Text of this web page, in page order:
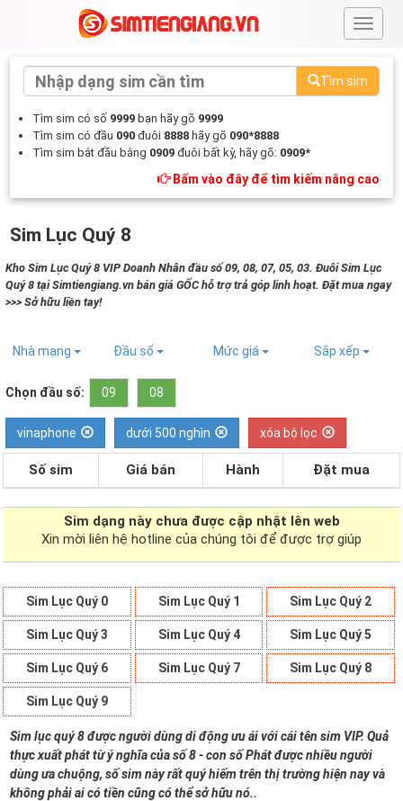
#
Tìm sim
Tìm sim có số 9999 bạn hãy gõ 9999
Tìm sim có đầu 090 đuôi 8888 hãy gõ 090*8888
Tìm sim bắt đầu bằng 0909 đuôi bất kỳ, hãy gõ: 0909*
Bấm vào đây để tìm kiếm nâng cao
Sim Lục Quý 8
Kho Sim Lục Quý 8 VIP Doanh Nhân đầu số 09, 08, 07, 05, 03. Đuôi Sim Lục
Quý 8 tại Simtiengiang.vn bán giá GỐC hỗ trợ trả góp linh hoạt. Đặt mua ngay
>>> Sở hữu liền tay!
Nhà mạng Đầu số Mức giá Sắp xếp
Chọn đầu số: 09 08
vinaphone dưới 500 nghìn xóa bộ lọc
Số sim Giá bán Hành Đặt mua
Sim dạng này chưa được cập nhật lên web
Xin mời liên hệ hotline của chúng tôi để được trợ giúp
Sim Lục Quý 0 Sim Lục Quý 1 Sim Lục Quý 2
Sim Lục Quý 3 Sim Lục Quý 4 Sim Lục Quý 5
Sim Lục Quý 6 Sim Lục Quý 7 Sim Lục Quý 8
Sim Lục Quý 9
Sim lục quý 8 được người dùng di động ưu ái với cái tên sim VIP. Quả
thực xuất phát từ ý nghĩa của số 8 - con số Phát được nhiều người
dùng ưa chuộng, số sim này rất quý hiếm trên thị trường hiện nay và
không phải ai có tiền cũng có thể sở hữu nó..